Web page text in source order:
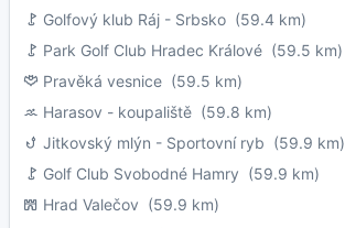
Golfový klub Ráj - Srbsko (59.4 km)
Park Golf Club Hradec Králové (59.5 km)
Pravěká vesnice (59.5 km)
Harasov - koupaliště (59.8 km)
Jitkovský mlýn - Sportovní ryb (59.9 km)
Golf Club Svobodné Hamry (59.9 km)
Hrad Valečov (59.9 km)